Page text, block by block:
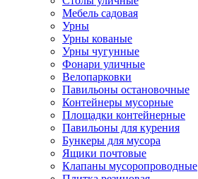
Мебель садовая
Урны
Урны кованые
Урны чугунные
Фонари уличные
Велопарковки
Павильоны остановочные
Контейнеры мусорные
Площадки контейнерные
Павильоны для курения
Бункеры для мусора
Ящики почтовые
Клапаны мусоропроводные